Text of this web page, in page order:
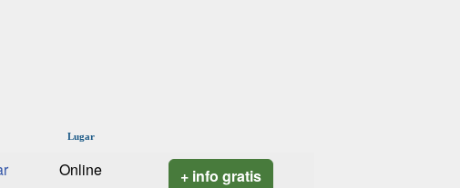
Lugar
Online + info gratis